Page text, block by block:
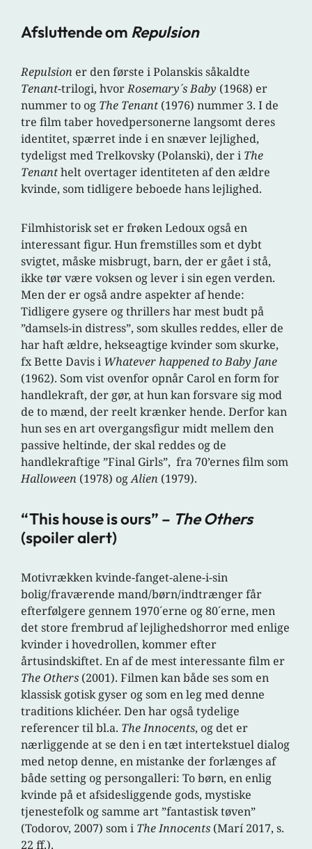
Afsluttende om Repulsion
Repulsion er den første i Polanskis såkaldte
Tenant-trilogi, hvorRosemary´s Baby (1968) er
nummer to og The Tenant (1976) nummer 3. I de
tre film taber hovedpersonerne langsomt deres
identitet, spærret inde i en snæver lejlighed,
tydeligst med Trelkovsky (Polanski), der i The
Tenanthelt overtager identiteten af den ældre
kvinde, som tidligere beboede hans lejlighed.
Filmhistorisk set er frøken Ledoux også en
interessant figur. Hun fremstilles som et dybt
svigtet, måske misbrugt, barn, der er gået i stå,
ikke tør være voksen og lever i sin egen verden.
Men der er også andre aspekter af hende:
Tidligere gysere og thrillers har mest budt på
”damsels-in distress”, som skulles reddes, eller de
har haft ældre, hekseagtige kvinder som skurke,
fx Bette Davis i Whatever happened to Baby Jane
(1962). Som vist ovenfor opnår Carol en form for
handlekraft, der gør, at hun kan forsvare sig mod
de to mænd, der reelt krænker hende. Derfor kan
hun ses en art overgangsfigur midt mellem den
passive heltinde, der skal reddes og de
handlekraftige ”Final Girls”, fra 70’ernes film som
Halloween (1978) ogAlien (1979).
“This house is ours” – The Others
(spoiler alert)
Motivrækken kvinde-fanget-alene-i-sin
bolig/fraværende mand/børn/indtrænger får
efterfølgere gennem 1970´erne og 80´erne, men
det store frembrud af lejlighedshorror med enlige
kvinder i hovedrollen, kommer efter
årtusindskiftet. En af de mest interessante film er
The Others (2001). Filmen kan både ses som en
klassisk gotisk gyser og som en leg med denne
traditions klichéer. Den har også tydelige
referencer til bl.a. The Innocents, og det er
nærliggende at se den i en tæt intertekstuel dialog
med netop denne, en mistanke der forlænges af
både setting og persongalleri: To børn, en enlig
kvinde på et afsidesliggende gods, mystiske
tjenestefolk og samme art ”fantastisk tøven”
(Todorov, 2007) som i The Innocents (Marí 2017, s.
22 ff.).